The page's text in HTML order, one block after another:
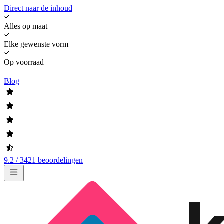
Direct naar de inhoud
Alles op maat
Elke gewenste vorm
Op voorraad
Blog
9.2 / 3421 beoordelingen